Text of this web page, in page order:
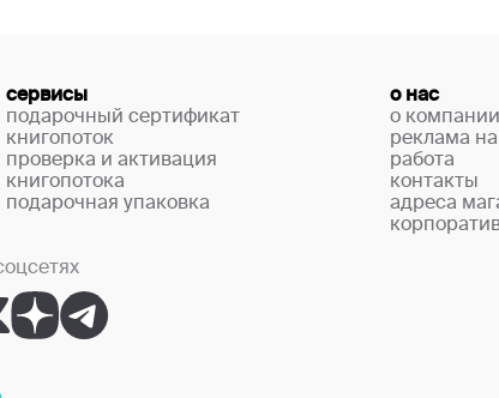
сервисы
подарочный сертификат
книгопоток
проверка и активация
книгопотока
подарочная упаковка
о нас
о компании
реклама
работа
контакты
адреса